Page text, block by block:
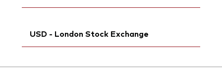
MEX ID:VRAALS
USD - London Stock Exchange